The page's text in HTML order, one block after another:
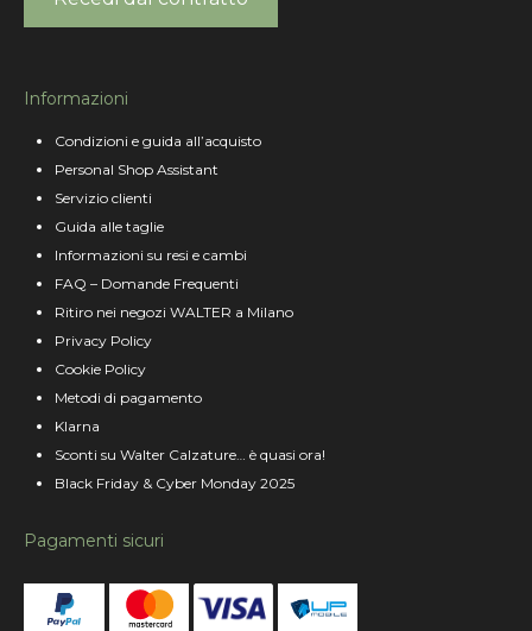
Informazioni
Condizioni e guida all’acquisto
Personal Shop Assistant
Servizio clienti
Guida alle taglie
Informazioni su resi e cambi
FAQ – Domande Frequenti
Ritiro nei negozi WALTER a Milano
Privacy Policy
Cookie Policy
Metodi di pagamento
Klarna
Sconti su Walter Calzature… è quasi ora!
Black Friday & Cyber Monday 2025
Pagamenti sicuri